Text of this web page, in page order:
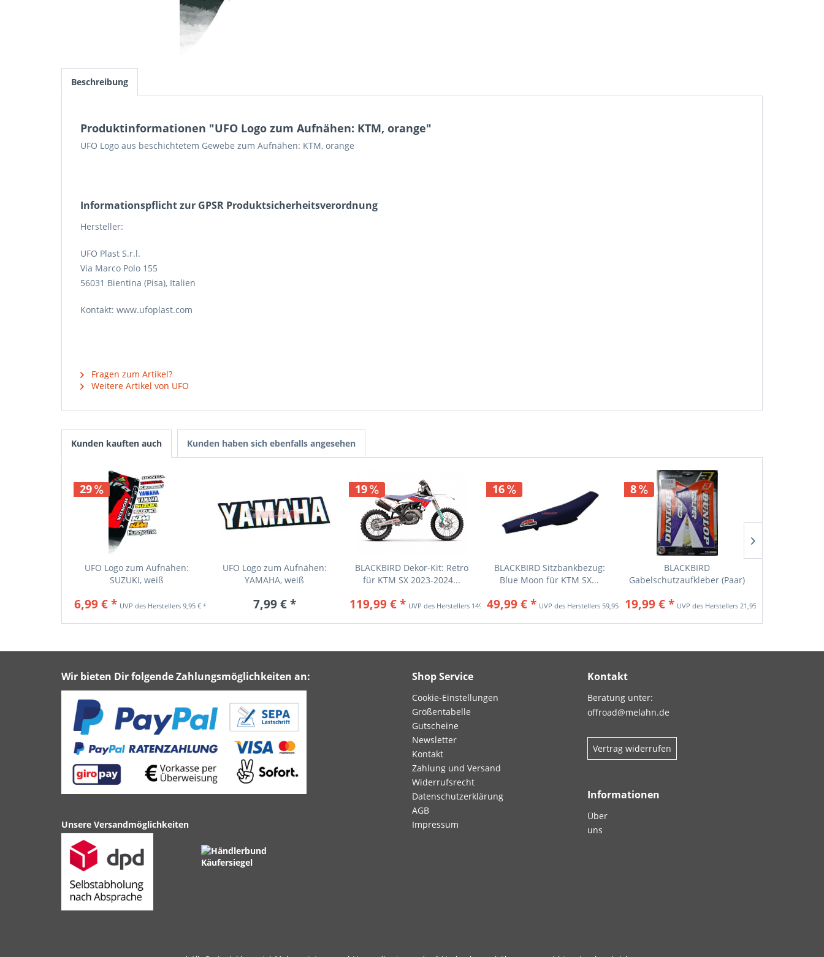
Beschreibung
Produktinformationen "UFO Logo zum Aufnähen: KTM, orange"
UFO Logo aus beschichtetem Gewebe zum Aufnähen: KTM, orange
Informations­pflicht zur GPSR Produktsicherheits­verordnung
Hersteller:
UFO Plast S.r.l.
Via Marco Polo 155
56031 Bientina (Pisa), Italien
Kontakt: www.ufoplast.com
Fragen zum Artikel?
Weitere Artikel von UFO
Kunden kauften auch Kunden haben sich ebenfalls angesehen
29
UFO Logo zum Aufnähen:
SUZUKI, weiß
6,99 € * 9,95 € *
UFO Logo zum Aufnähen:
YAMAHA, weiß
7,99 € *
19
BLACKBIRD Dekor-Kit: Retro
für KTM SX 2023-2024...
119,99 € * 149,95 € *
16
BLACKBIRD Sitzbankbezug:
Blue Moon für KTM SX...
49,99 € * 59,95 € *
8
BLACKBIRD
Gabelschutzaufkleber (Paar)
19,99 € * 21,95 € *
Wir bieten Dir folgende Zahlungsmöglichkeiten an:
Unsere Versandmöglichkeiten
Shop Service
Cookie-Einstellungen
Größentabelle
Gutscheine
Newsletter
Kontakt
Zahlung und Versand
Widerrufsrecht
Datenschutzerklärung
AGB
Impressum
Kontakt
Beratung unter:
offroad@melahn.de
Vertrag widerrufen
Informationen
Über
uns